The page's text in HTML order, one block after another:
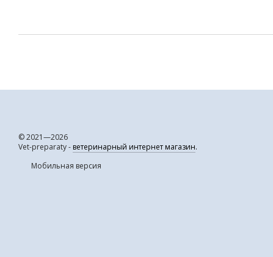
© 2021—2026
Vet-preparaty - ветеринарный интернет магазин.
Мобильная версия